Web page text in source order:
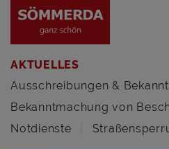
AKTUELLES
Ausschreibungen &
Bekanntmachung von
Notdienste